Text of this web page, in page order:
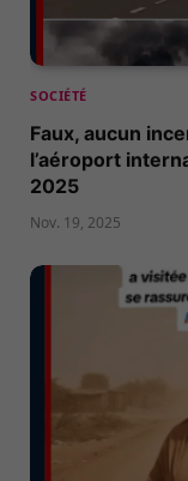
SOCIÉTÉ
Faux, aucun
l’aéroport
2025
Nov. 19, 2025